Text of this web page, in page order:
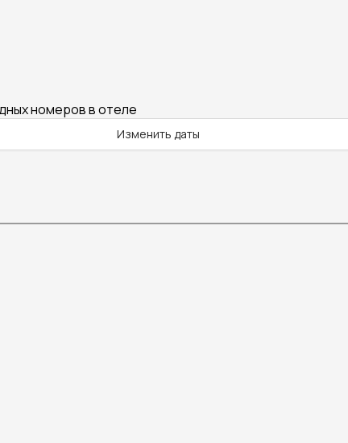
номеров в отеле
Изменить даты